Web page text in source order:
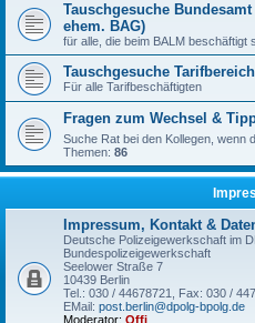
Tauschgesuche
ehem. BAG)
für alle, die beim BALM beschäftigt
Tauschgesuche Tarifbereich
Für alle Tarifbeschäftigten
Fragen zum Wechsel &
Suche Rat bei den Kollegen, wenn
Themen: 86
Impressum, Kontakt &
Deutsche Polizeigewerkschaft im
Bundespolizeigewerkschaft
Seelower Straße 7
10439 Berlin
Tel.: 030 / 44678721, Fax: 030 /
EMail: post.berlin@dpolg-bpolg.de
Moderator: Offi